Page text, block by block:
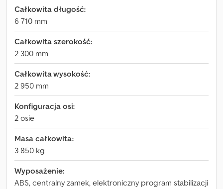
Całkowita długość:
6 710 mm
Całkowita szerokość:
2 300 mm
Całkowita wysokość:
2 950 mm
Konfiguracja osi:
2 osie
Masa całkowita:
3 850 kg
Wyposażenie:
ABS, centralny zamek, elektroniczny program stabilizacji